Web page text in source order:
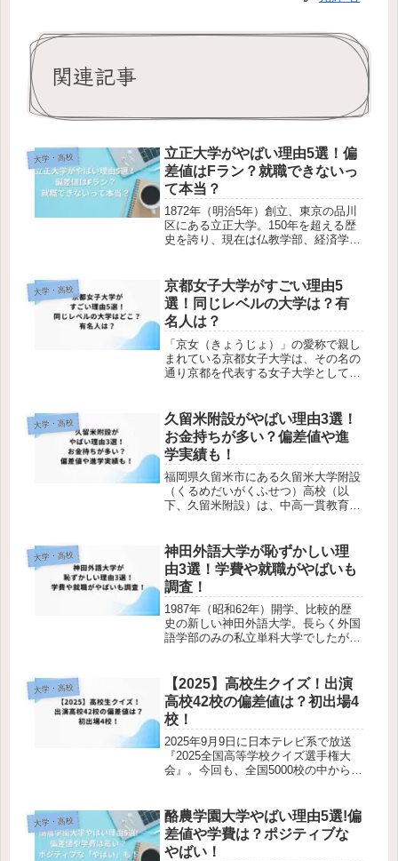
関連記事
大学・高校
立正大学がやばい理由5選！偏
差値はFラン？就職できないっ
て本当？
1872年（明治5年）創立、東京の品川
区にある立正大学。150年を超える歴
史を誇り、現在は仏教学部、経済学
と羽ばたいています。しかし、SNSな
どでは「立正大学 やばい」など...
大学・高校
京都女子大学がすごい理由5
選！同じレベルの大学は？有
名人は？
「京女（きょうじょ）」の愛称で親し
まれている京都女子大学は、その名の
通り京都を代表する女子大学として多
への進学を希望する女子の増加によ
り、全国にある女子大の77％が定員割
れと...
大学・高校
久留米附設がやばい理由3選！
お金持ちが多い？偏差値や進
学実績も！
福岡県久留米市にある久留米大学附設
（くるめだいがくふせつ）高校（以
下、久留米附設）は、中高一貫教育の
徒が一緒に学ぶ併殺型の中高一貫校で
あり、その圧倒的な進学実績で福岡県
外か...
大学・高校
神田外語大学が恥ずかしい理
由3選！学費や就職がやばいも
調査！
1987年（昭和62年）開学、比較的歴
史の新しい神田外語大学。長らく外国
語学部のみの私立単科大学でしたが、
た。「英語が得意？」「女子学生が多
そう？」というイメージがある神...
大学・高校
【2025】高校生クイズ！出演
高校42校の偏差値は？初出場4
校！
2025年9月9日に日本テレビ系で放送
『2025全国高等学校クイズ選手権大
会』。今回も、全国5000校の中からキ
校、長田高校と昭和学院秀英高校によ
る決勝戦の結果、東大合...
大学・高校
酪農学園大学やばい理由5選!偏
差値や学費は？ポジティブな
やばい！